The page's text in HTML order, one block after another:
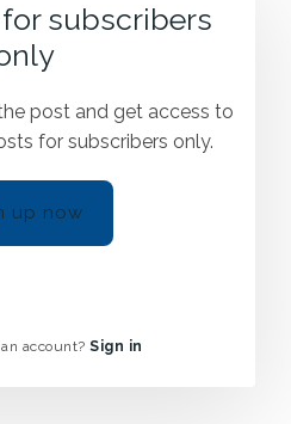
subscribers
post and get access to
for subscribers only.
up now
account? Sign in